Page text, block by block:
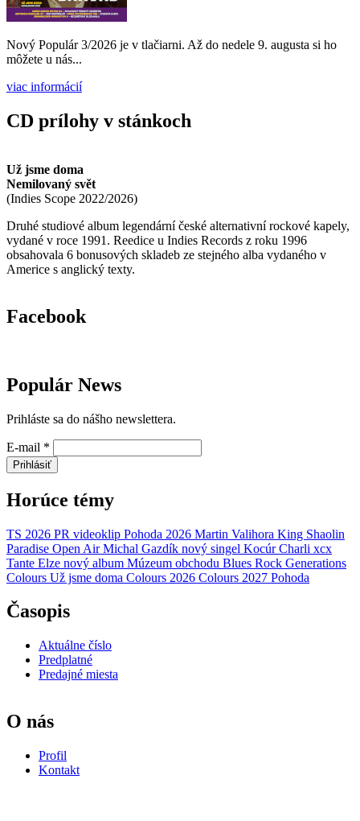
Nový Populár 3/2026 je v tlačiarni. Až do nedele 9. augusta si ho
môžete u nás...
viac informácií
CD prílohy v stánkoch
Už jsme doma
Nemilovaný svět
(Indies Scope 2022/2026)
Druhé studiové album legendární české alternativní rockové kapely,
vydané v roce 1991. Reedice u Indies Records z roku 1996
obsahovala 6 bonusových skladeb ze stejného alba vydaného v
Americe s anglický texty.
Facebook
Populár News
Prihláste sa do nášho newslettera.
E-mail *
Prihlásiť
Horúce témy
TS 2026 PR videoklip Pohoda 2026 Martin Valihora King Shaolin
Paradise Open Air Michal Gazdík nový singel Kocúr Charli xcx
Tante Elze nový album Múzeum obchodu Blues Rock Generations
Colours Už jsme doma Colours 2026 Colours 2027 Pohoda
Časopis
Aktuálne číslo
Predplatné
Predajné miesta
O nás
Profil
Kontakt